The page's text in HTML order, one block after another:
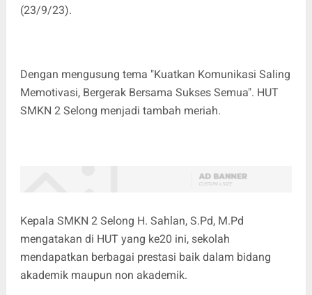
(23/9/23).
Dengan mengusung tema "Kuatkan Komunikasi Saling
Memotivasi, Bergerak Bersama Sukses Semua". HUT
SMKN 2 Selong menjadi tambah meriah.
Kepala SMKN 2 Selong H. Sahlan, S.Pd, M.Pd
mengatakan di HUT yang ke20 ini, sekolah
mendapatkan berbagai prestasi baik dalam bidang
akademik maupun non akademik.